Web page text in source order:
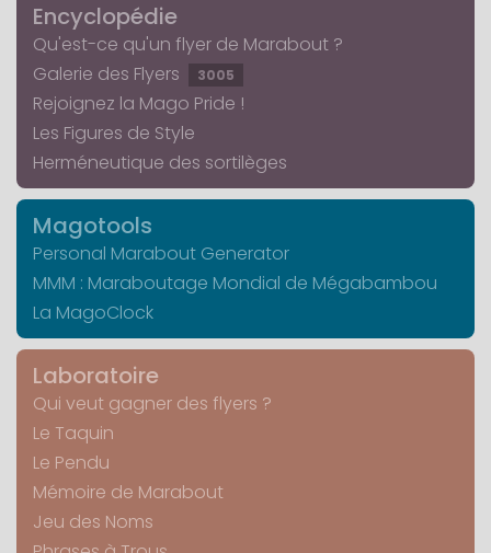
Encyclopédie
Qu'est-ce qu'un flyer de Marabout ?
Galerie des Flyers
3005
Rejoignez la Mago Pride !
Les Figures de Style
Herméneutique des sortilèges
Magotools
Personal Marabout Generator
MMM : Maraboutage Mondial de Mégabambou
La MagoClock
Laboratoire
Qui veut gagner des flyers ?
Le Taquin
Le Pendu
Mémoire de Marabout
Jeu des Noms